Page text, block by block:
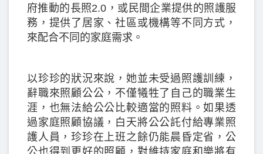
府推動的長照2.0，或民間企業提供的照護服
務，提供了居家、社區或機構等不同方式，
來配合不同的家庭需求。
以珍珍的狀況來說，她並未受過照護訓練，
辭職來照顧公公，不僅犧牲了自己的職業生
涯，也無法給公公比較適當的照料。如果透
過家庭照顧協議，白天將公公託付給專業照
護人員，珍珍在上班之餘仍能晨昏定省，公
公也得到更好的照顧，對維持家庭和樂將有